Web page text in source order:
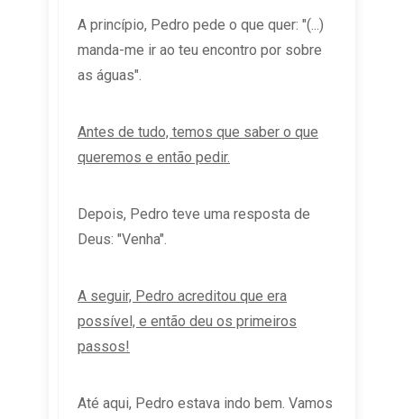
A princípio, Pedro pede o que quer: "(...)
manda-me ir ao teu encontro por sobre
as águas".
Antes de tudo, temos que saber o que
queremos e então pedir.
Depois, Pedro teve uma resposta de
Deus: "Venha".
A seguir, Pedro acreditou que era
possível, e então deu os primeiros
passos!
Até aqui, Pedro estava indo bem. Vamos